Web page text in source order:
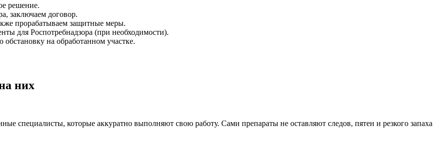
решение.
заключаем договор.
прорабатываем защитные меры.
для Роспотребнадзора (при необходимости).
на обработанном участке.
них
специалисты, которые аккуратно выполняют свою работу. Сами препараты не оставляют следов, пятен и резкого запаха